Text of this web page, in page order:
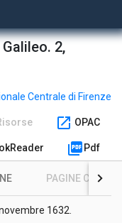
2,
Centrale di Firenze
open_in_new OPAC
picture_as_pdf Pdf
PAGINE CON
1632.
1632.
1632.
ottobre 1632.
ottobre 1632.
1632.
novembre 1632.
1632.